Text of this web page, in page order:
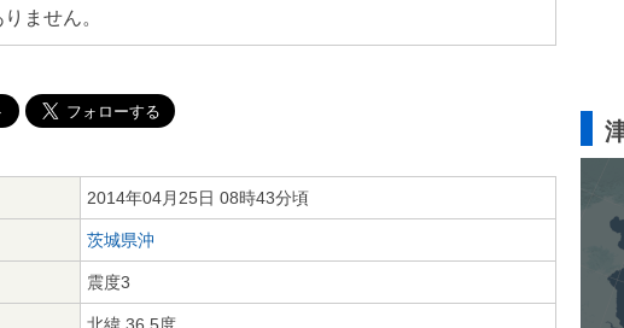
ません。
2014年04月25日 08時43分頃
茨城県沖
震度3